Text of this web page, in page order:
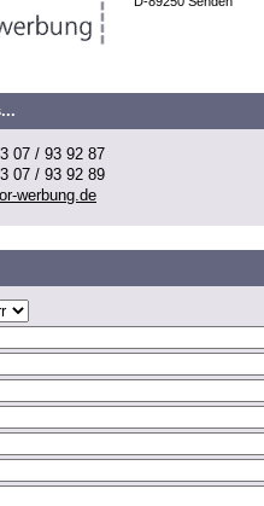
07 / 93 92 87
07 / 93 92 89
werbung.de